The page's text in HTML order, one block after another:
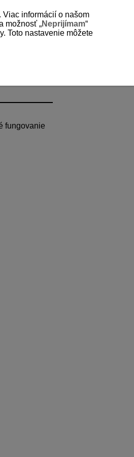
fungovanie
informácií o našom
možnosť „Neprijímam“
Toto nastavenie môžete